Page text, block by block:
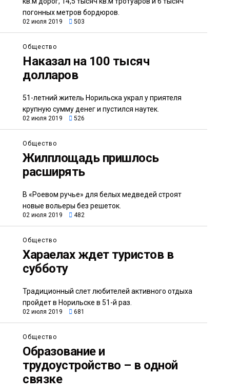
погонных метров бордюров.
02 июля 2019 503
Общество
Наказал на 100 тысяч
долларов
51-летний житель Норильска украл у приятеля
крупную сумму денег и пустился наутек.
02 июля 2019 526
Общество
Жилплощадь пришлось
расширять
В «Роевом ручье» для белых медведей строят
новые вольеры без решеток.
02 июля 2019 482
Общество
Хараелах ждет туристов в
субботу
Традиционный слет любителей активного отдыха
пройдет в Норильске в 51-й раз.
02 июля 2019 681
Общество
Образование и
трудоустройство – в одной
связке